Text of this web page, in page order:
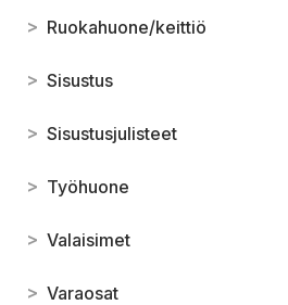
> Ruokahuone/keittiö
> Sisustus
> Sisustusjulisteet
> Työhuone
> Valaisimet
> Varaosat